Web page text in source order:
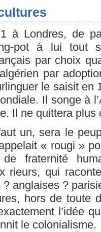
à Londres, de
pot à lui tout
par choix
par
le saisit en
Il songe à
Il ne quittera plus
un, sera le
« rougi »
fraternité
rieurs, qui
anglaises ?
hors de toute
l’idée
le colonialisme.